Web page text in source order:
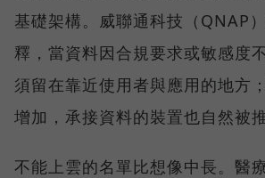
基礎架構。威聯通科技（QNAP
釋，當資料因合規要求或敏感度
須留在靠近使用者與應用的地方
增加，承接資料的裝置也自然被
不能上雲的名單比想像中長。醫